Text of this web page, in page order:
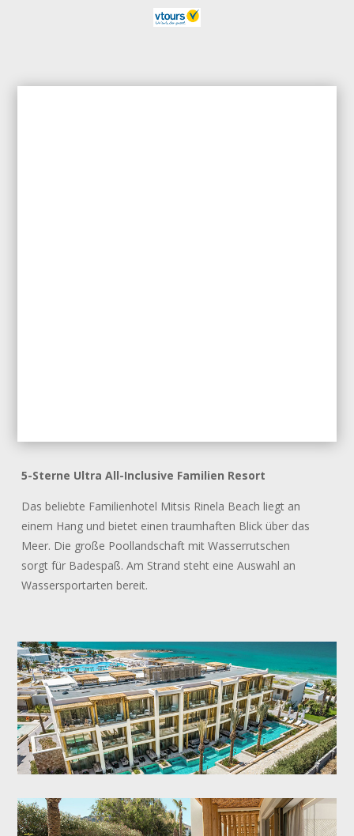
5-Sterne Ultra All-Inclusive Familien Resort
Das beliebte Familienhotel Mitsis Rinela Beach liegt an
einem Hang und bietet einen traumhaften Blick über das
Meer. Die große Poollandschaft mit Wasserrutschen
sorgt für Badespaß. Am Strand steht eine Auswahl an
Wassersportarten bereit.